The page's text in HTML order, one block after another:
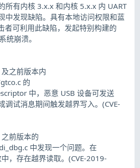
所有内核 3.x.x 和内核 5.x.x 内 UART
中发现缺陷。具有本地访问权限和蓝
者可利用此缺陷，发起特别构建的
统崩溃。
之前版本内
的
中，恶意 USB 设备可发送
调试消息期间触发越界写入。(CVE-
前版本的
中发现一个问题。在
，存在越界读取。(CVE-2019-